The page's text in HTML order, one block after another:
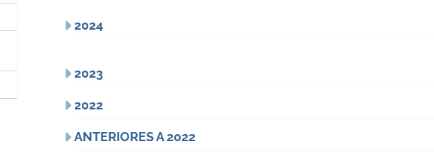
2024
2023
2022
ANTERIORES A 2022